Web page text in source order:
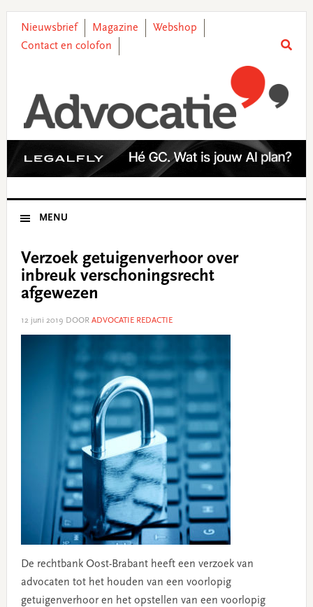
primary
main
primary
footer
Nieuwsbrief Magazine
Webshop
Contact en colofon
MENU
Verzoek getuigenverhoor over
inbreuk verschoningsrecht
afgewezen
12 juni 2019 DOOR ADVOCATIE REDACTIE
De rechtbank Oost-Brabant heeft een verzoek van
advocaten tot het houden van een voorlopig
getuigenverhoor en het opstellen van een voorlopig